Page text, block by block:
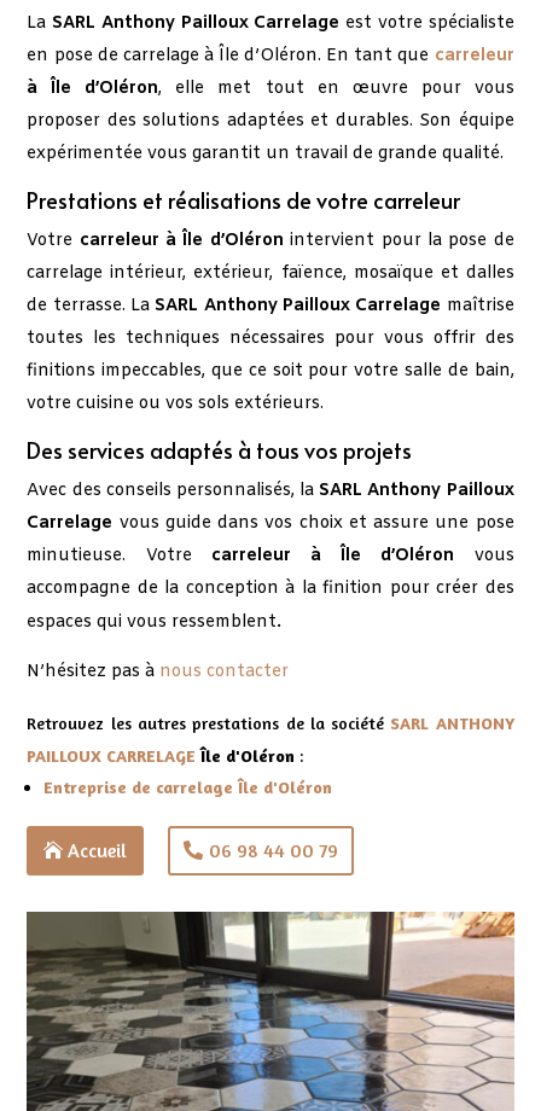
La SARL Anthony Pailloux Carrelage est votre spécialiste
en pose de carrelage à Île d’Oléron. En tant que carreleur
à Île d’Oléron, elle met tout en œuvre pour vous
proposer des solutions adaptées et durables. Son équipe
expérimentée vous garantit un travail de grande qualité.
Prestations et réalisations de votre carreleur
Votre carreleur à Île d’Oléron intervient pour la pose de
carrelage intérieur, extérieur, faïence, mosaïque et dalles
de terrasse. La SARL Anthony Pailloux Carrelage maîtrise
toutes les techniques nécessaires pour vous offrir des
finitions impeccables, que ce soit pour votre salle de bain,
votre cuisine ou vos sols extérieurs.
Des services adaptés à tous vos projets
Avec des conseils personnalisés, la SARL Anthony Pailloux
Carrelage vous guide dans vos choix et assure une pose
minutieuse. Votre
carreleur à Île d’Oléron
vous
accompagne de la conception à la finition pour créer des
espaces qui vous ressemblent.
N’hésitez pas à nous contacter
Retrouvez les autres prestations de la société SARL ANTHONY
PAILLOUX CARRELAGE Île d'Oléron :
Entreprise de carrelage Île d'Oléron
Accueil 06 98 44 00 79